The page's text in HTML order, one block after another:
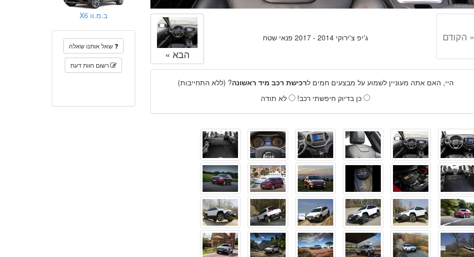
« הקודם ג'יפ צ'ירוקי 2014 - 2017 פנאי שטח
הבא »
היי, האם אתה מעוניין לשמוע על מבצעים חמים לרכישת רכב מיד ראשונה? (ללא התחייבות)
כן בדיוק חיפשתי רכב!
לא תודה
ב.מ.וו X6
שאל אותנו שאלה
רשום חוות דעת